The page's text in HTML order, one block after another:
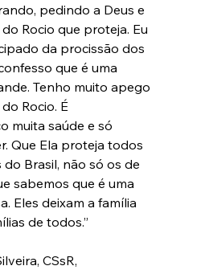
pedindo a Deus e
Rocio que proteja. Eu
da procissão dos
que é uma
Tenho muito apego
Rocio. É
muita saúde e só
Que Ela proteja todos
Brasil, não só os de
sabemos que é uma
Eles deixam a família
de todos.”
CSsR,